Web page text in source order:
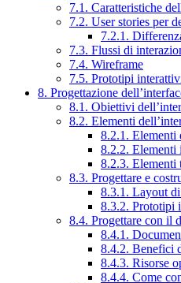
7.1. Caratteristiche
7.2. User stories per
7.2.1.
7.3. Flussi di
7.4. Wireframe
7.5. Prototipi
8. Progettazione
8.1. Obiettivi
8.2. Elementi
8.2.1. Elementi
8.2.2. Elementi
8.2.3. Elementi
8.3. Progettare e
8.3.1. Layout
8.3.2. Prototipi
8.4. Progettare con il
8.4.1.
8.4.2. Benefici
8.4.3. Risorse
8.4.4. Come